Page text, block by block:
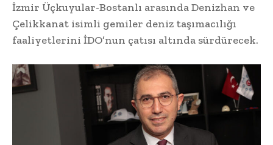
İzmir Üçkuyular-Bostanlı arasında Denizhan ve
Çelikkanat isimli gemiler deniz taşımacılığı
faaliyetlerini İDO’nun çatısı altında sürdürecek.